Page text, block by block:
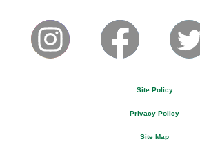
Site Policy
Privacy Policy
Site Map